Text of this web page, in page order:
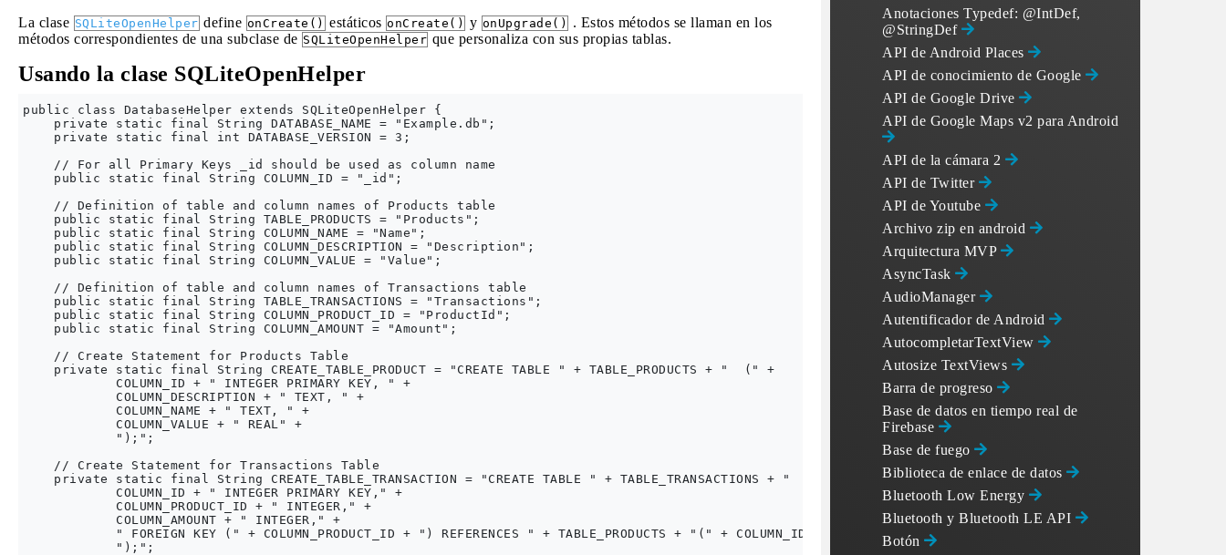
La clase SQLiteOpenHelper define onCreate() estáticos onCreate() y onUpgrade()
. Estos métodos se llaman en los
métodos correspondientes de una subclase de SQLiteOpenHelper que personaliza con sus propias tablas.
Usando la clase SQLiteOpenHelper
public class DatabaseHelper extends SQLiteOpenHelper {
    private static final String DATABASE_NAME = "Example.db";
    private static final int DATABASE_VERSION = 3;
    // For all Primary Keys _id should be used as column name
    public static final String COLUMN_ID = "_id";
    // Definition of table and column names of Products table
    public static final String TABLE_PRODUCTS = "Products";
    public static final String COLUMN_NAME = "Name";
    public static final String COLUMN_DESCRIPTION = "Description";
    public static final String COLUMN_VALUE = "Value";
    // Definition of table and column names of Transactions table
    public static final String TABLE_TRANSACTIONS = "Transactions";
    public static final String COLUMN_PRODUCT_ID = "ProductId";
    public static final String COLUMN_AMOUNT = "Amount";
    // Create Statement for Products Table
    private static final String CREATE_TABLE_PRODUCT = "CREATE TABLE " + TABLE_PRODUCTS + "  (" +
            COLUMN_ID + " INTEGER PRIMARY KEY, " +
            COLUMN_DESCRIPTION + " TEXT, " +
            COLUMN_NAME + " TEXT, " +
            COLUMN_VALUE + " REAL" +
            ");";
    // Create Statement for Transactions Table
    private static final String CREATE_TABLE_TRANSACTION = "CREATE TABLE " + TABLE_TRANSACTIONS + "  (" +
            COLUMN_ID + " INTEGER PRIMARY KEY," +
            COLUMN_PRODUCT_ID + " INTEGER," +
            COLUMN_AMOUNT + " INTEGER," +
            " FOREIGN KEY (" + COLUMN_PRODUCT_ID + ") REFERENCES " + TABLE_PRODUCTS + "(" + COLUMN_ID + ")" +
            ");";
Anotaciones Typedef: @IntDef,
@StringDef
API de Android Places
API de conocimiento de Google
API de Google Drive
API de Google Maps v2 para Android
API de la cámara 2
API de Twitter
API de Youtube
Archivo zip en android
Arquitectura MVP
AsyncTask
AudioManager
Autentificador de Android
AutocompletarTextView
Autosize TextViews
Barra de progreso
Base de datos en tiempo real de
Firebase
Base de fuego
Biblioteca de enlace de datos
Bluetooth Low Energy
Bluetooth y Bluetooth LE API
Botón